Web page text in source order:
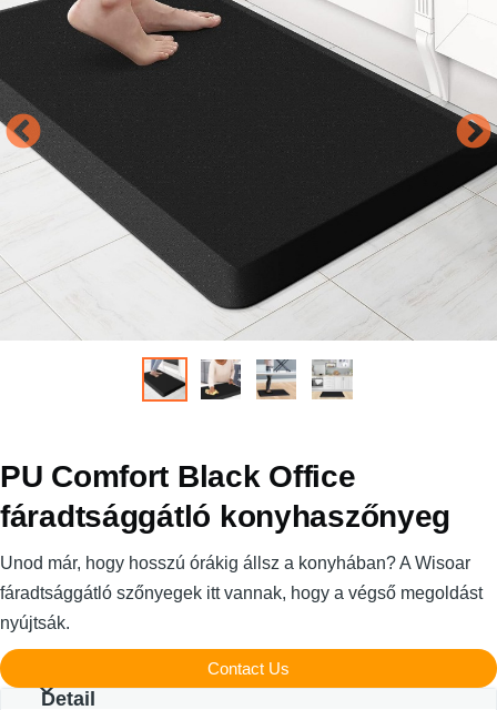
PU Comfort Black Office
fáradtsággátló konyhaszőnyeg
Unod már, hogy hosszú órákig állsz a konyhában? A Wisoar
fáradtsággátló szőnyegek itt vannak, hogy a végső megoldást
nyújtsák.
Contact Us
Detail